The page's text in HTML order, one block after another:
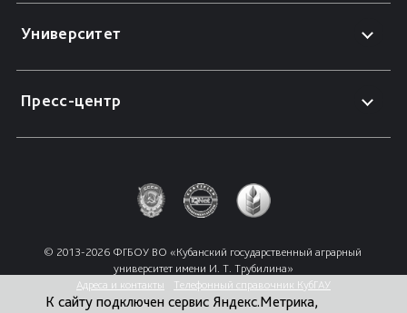
Университет
Пресс-центр
© 2013-2026 ФГБОУ ВО «Кубанский государственный аграрный
университет имени И. Т. Трубилина»
Адреса и контакты
Телефонный справочник КубГАУ
К сайту подключен сервис Яндекс.Метрика,